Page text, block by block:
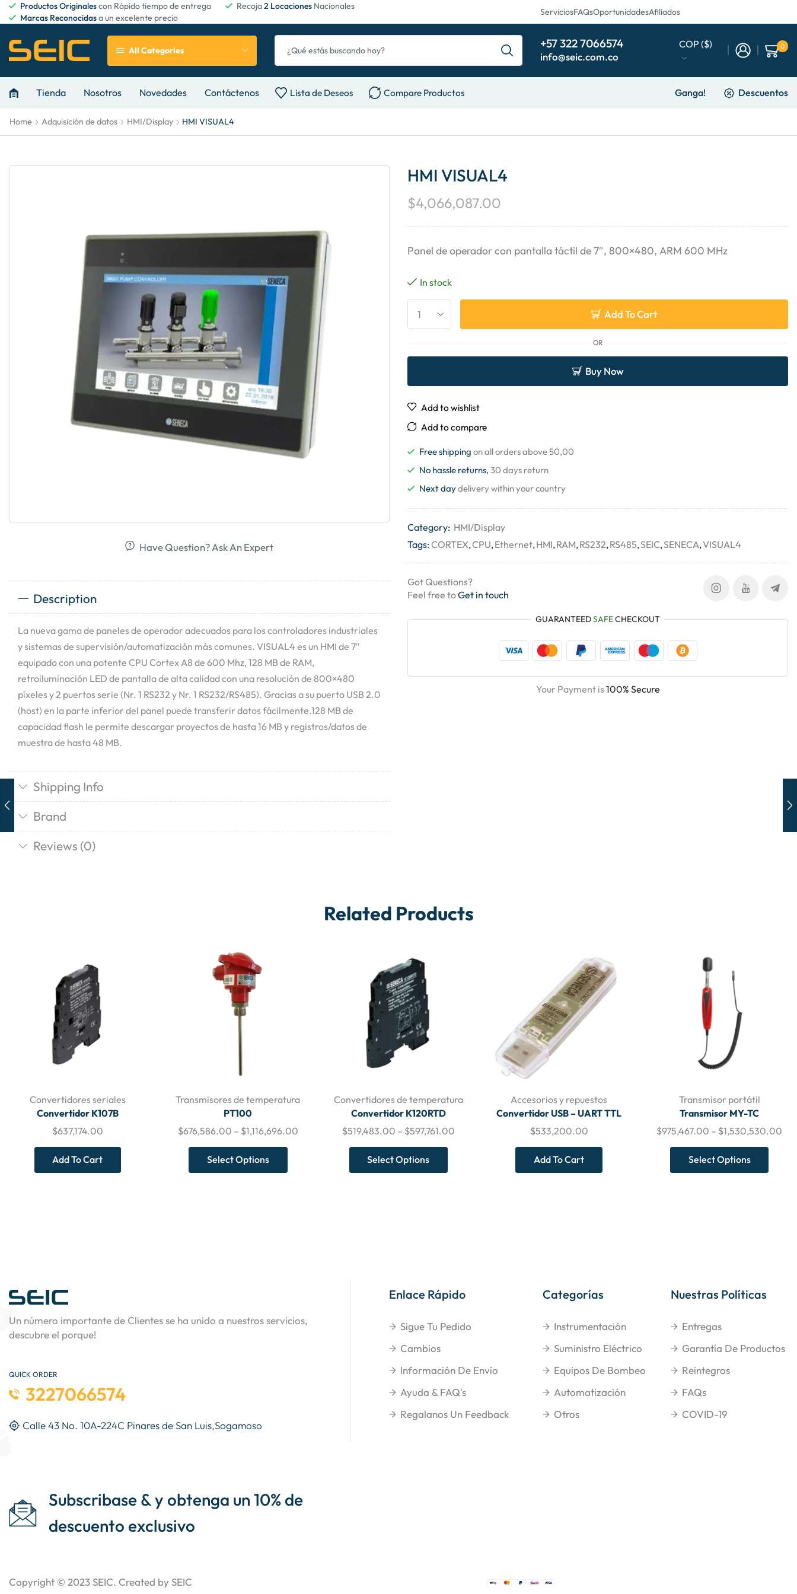
Productos Originalescon Rápido tiempo de entrega Recoja2 Locaciones Nacionales
Marcas Reconocidasa un excelente precio
ServiciosFAQsOportunidadesAfiliados
All Categories +57 322 7066574
info@seic.com.co
COP ($) 0
Tienda Nosotros Novedades Contáctenos Lista de Deseos Compare Productos Ganga! Descuentos
Home Adquisición de datos HMI/Display HMI VISUAL4
Have Question? Ask An Expert
Description
La nueva gama de paneles de operador adecuados para los controladores industriales
y sistemas de supervisión/automatización más comunes. VISUAL4 es un HMI de 7″
equipado con una potente CPU Cortex A8 de 600 Mhz, 128 MB de RAM,
retroiluminación LED de pantalla de alta calidad con una resolución de 800×480
píxeles y 2 puertos serie (Nr. 1 RS232 y Nr. 1 RS232/RS485). Gracias a su puerto USB 2.0
(host) en la parte inferior del panel puede transferir datos fácilmente.128 MB de
capacidad flash le permite descargar proyectos de hasta 16 MB y registros/datos de
muestra de hasta 48 MB.
Shipping Info
Brand
Reviews (0)
HMI VISUAL4
$4,066,087.00
Panel de operador con pantalla táctil de 7″, 800×480, ARM 600 MHz
In stock
Add To Cart
OR
Buy Now
Add to wishlist
Add to compare
Free shipping on all orders above 50,00
No hassle returns, 30 days return
Next daydelivery within your country
Category: HMI/Display
Tags:CORTEX,CPU,Ethernet,HMI,RAM,RS232,RS485,SEIC,SENECA,VISUAL4
Got Questions?
Feel free toGet in touch
GUARANTEEDSAFECHECKOUT
Your Payment is100% Secure
Related Products
Convertidores seriales
Convertidor K107B
$637,174.00
Add To Cart
Transmisores de temperatura
PT100
$676,586.00 – $1,116,696.00
Select Options
Convertidores de temperatura
Convertidor K120RTD
$519,483.00 – $597,761.00
Select Options
Accesorios y repuestos
Convertidor USB – UART TTL
$533,200.00
Add To Cart
Transmisor portátil
Transmisor MY-TC
$975,467.00 – $1,530,530.00
Select Options
Un número importante de Clientes se ha unido a nuestros servicios,
descubre el porque!
QUICK ORDER
3227066574
Calle 43 No. 10A-224C Pinares de San Luis,Sogamoso
Enlace Rápido
Sigue Tu Pedido
Cambios
Información De Envío
Ayuda & FAQ's
Regalanos Un Feedback
Categorías
Instrumentación
Suministro Eléctrico
Equipos De Bombeo
Automatización
Otros
Nuestras Políticas
Entregas
Garantía De Productos
Reintegros
FAQs
COVID-19
Subscribase & y obtenga un 10% de
descuento exclusivo
Copyright © 2023 SEIC. Created by SEIC